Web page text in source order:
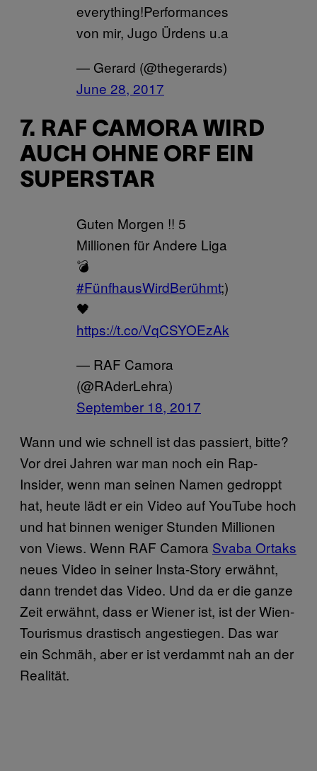
everything!Performances
von mir, Jugo Ürdens u.a
— Gerard (@thegerards)
June 28, 2017
7. RAF CAMORA WIRD
AUCH OHNE ORF EIN
SUPERSTAR
Guten Morgen !! 5
Millionen für Andere Liga
💣
#FünfhausWirdBerühmt;)
🖤
https://t.co/VqCSYOEzAk
— RAF Camora
(@RAderLehra)
September 18, 2017
Wann und wie schnell ist das passiert, bitte?
Vor drei Jahren war man noch ein Rap-
Insider, wenn man seinen Namen gedroppt
hat, heute lädt er ein Video auf YouTube hoch
und hat binnen weniger Stunden Millionen
von Views. Wenn RAF Camora Svaba Ortaks
neues Video in seiner Insta-Story erwähnt,
dann trendet das Video. Und da er die ganze
Zeit erwähnt, dass er Wiener ist, ist der Wien-
Tourismus drastisch angestiegen. Das war
ein Schmäh, aber er ist verdammt nah an der
Realität.